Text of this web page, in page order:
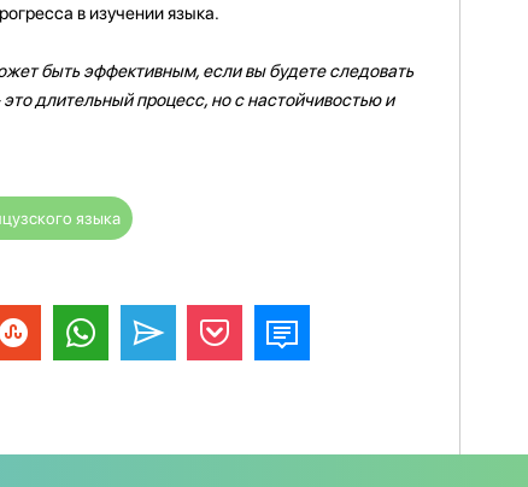
в изучении языка.
быть эффективным, если вы будете следовать
длительный процесс, но с настойчивостью и
языка